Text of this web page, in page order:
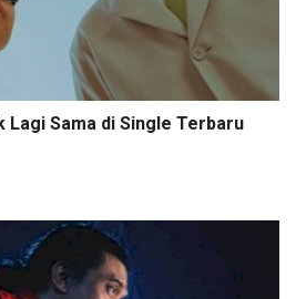
Lagi Sama di Single Terbaru